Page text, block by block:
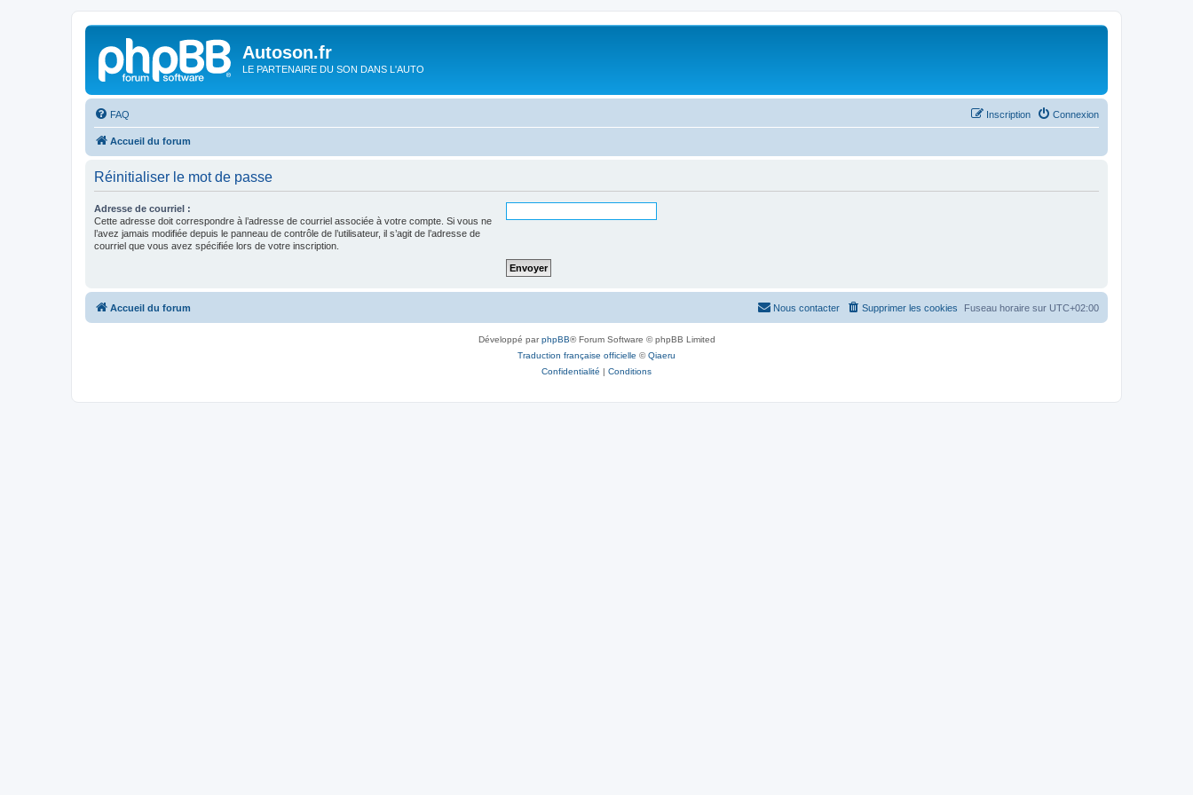
Autoson.fr
LE PARTENAIRE DU SON DANS L'AUTO
FAQ Connexion
Inscription
Accueil du forum
Réinitialiser le mot de passe
Adresse de courriel :
Cette adresse doit correspondre à l’adresse de courriel associée à votre compte. Si vous ne
l’avez jamais modifiée depuis le panneau de contrôle de l’utilisateur, il s’agit de l’adresse de
courriel que vous avez spécifiée lors de votre inscription.
Accueil du forum Fuseau horaire sur UTC+02:00
Supprimer les cookies
Nous contacter
Développé parphpBB® Forum Software © phpBB Limited
Traduction française officielle ©Qiaeru
Confidentialité | Conditions